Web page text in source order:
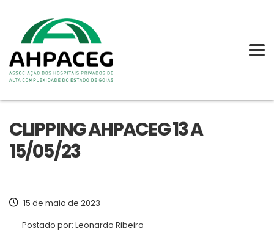
CLIPPING AHPACEG 13 A
15/05/23
15 de maio de 2023
Postado por: Leonardo Ribeiro